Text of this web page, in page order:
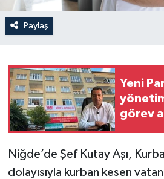
Paylaş
Yeni
görev
Niğde’de Şef Kutay Aşı,
dolayısıyla kurban kesen